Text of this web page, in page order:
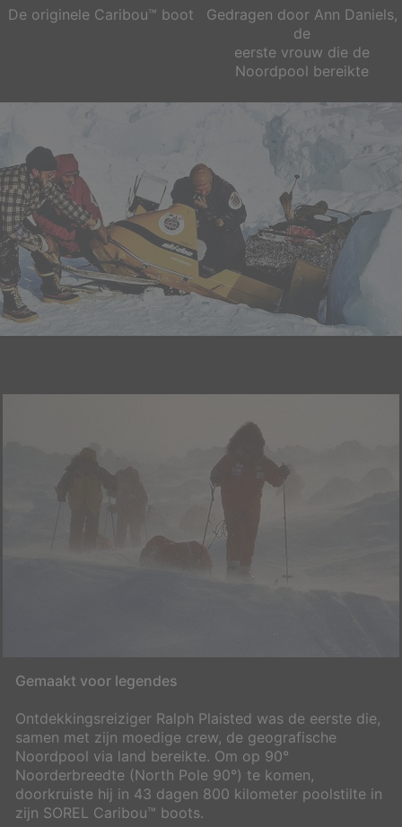
De originele Caribou™ boot
Gedragen door Ann Daniels,
de
eerste vrouw die de
Noordpool bereikte
Gemaakt voor legendes
Ontdekkingsreiziger Ralph Plaisted was de eerste die,
samen met zijn moedige crew, de geografische
Noordpool via land bereikte. Om op 90°
Noorderbreedte (North Pole 90°) te komen,
doorkruiste hij in 43 dagen 800 kilometer poolstilte in
zijn SOREL Caribou™ boots.